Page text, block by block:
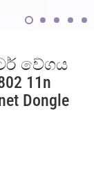
වේගය
11n
Dongle